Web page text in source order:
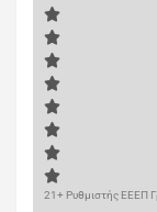
21+ Ρυθμιστής ΕΕΕΠ